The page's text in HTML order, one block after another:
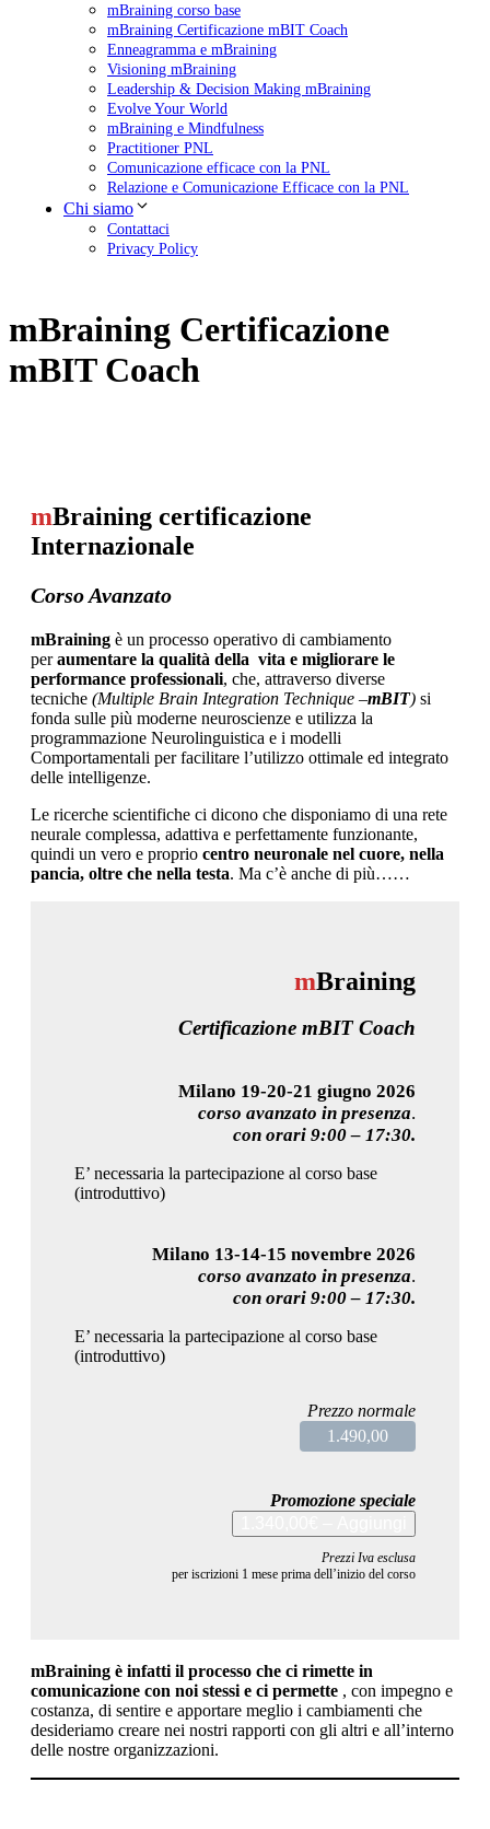
mBraining corso base
mBraining Certificazione mBIT Coach
Enneagramma e mBraining
Visioning mBraining
Leadership & Decision Making mBraining
Evolve Your World
mBraining e Mindfulness
Practitioner PNL
Comunicazione efficace con la PNL
Relazione e Comunicazione Efficace con la PNL
Chi siamo
Contattaci
Privacy Policy
mBraining Certificazione
mBIT Coach
mBraining certificazione
Internazionale
Corso Avanzato
mBraining è un processo operativo di cambiamento
peraumentare la qualità della vita e migliorare le
performance professionali, che, attraverso diverse
tecniche (Multiple Brain Integration Technique –mBIT) si
fonda sulle più moderne neuroscienze e utilizza la
programmazione Neurolinguistica e i modelli
Comportamentali per facilitare l’utilizzo ottimale ed integrato
delle intelligenze.
Le ricerche scientifiche ci dicono che disponiamo di una rete
neurale complessa, adattiva e perfettamente funzionante,
quindi un vero e proprio centro neuronale nel cuore, nella
pancia, oltre che nella testa. Ma c’è anche di più……
mBraining
Certificazione mBIT Coach
Milano 19-20-21 giugno 2026
corso avanzato in presenza.
con orari 9:00 – 17:30.
E’ necessaria la partecipazione al corso base
(introduttivo)
Milano 13-14-15 novembre 2026
corso avanzato in presenza.
con orari 9:00 – 17:30.
E’ necessaria la partecipazione al corso base
(introduttivo)
Prezzo normale
1.490,00
Promozione speciale
Prezzi Iva esclusa
per iscrizioni 1 mese prima dell’inizio del corso
mBraining è infatti il processo che ci rimette in
comunicazione con noi stessi e ci permette , con impegno e
costanza, di sentire e apportare meglio i cambiamenti che
desideriamo creare nei nostri rapporti con gli altri e all’interno
delle nostre organizzazioni.